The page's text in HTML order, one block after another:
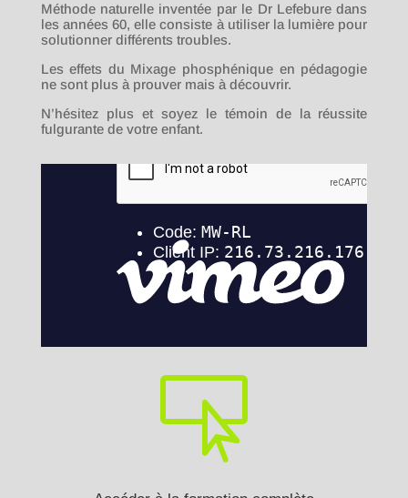
Méthode naturelle inventée par le Dr Lefebure dans
les années 60, elle consiste à utiliser la lumière pour
solutionner différents troubles.
Les effets du Mixage phosphénique en pédagogie
ne sont plus à prouver mais à découvrir.
N’hésitez plus et soyez le témoin de la réussite
fulgurante de votre enfant.
